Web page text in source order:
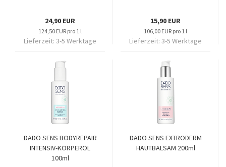
24,90 EUR
124,50 EUR pro 1 l
Lieferzeit: 3-5 Werktage
15,90 EUR
106,00 EUR pro 1 l
Lieferzeit: 3-5 Werktage
DADO SENS BODYREPAIR
INTENSIV-KÖRPERÖL
100ml
DADO SENS EXTRODERM
HAUTBALSAM 200ml